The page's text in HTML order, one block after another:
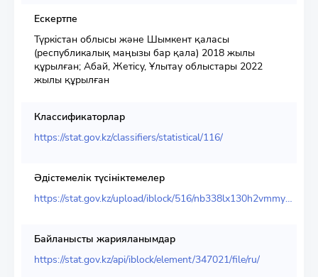
Ескертпе
Түркістан облысы және Шымкент қаласы
(республикалық маңызы бар қала) 2018 жылы
құрылған; Абай, Жетісу, Ұлытау облыстары 2022
жылы құрылған
Классификаторлар
https://stat.gov.kz/classifiers/statistical/116/
Әдістемелік түсініктемелер
https://stat.gov.kz/upload/iblock/516/nb338lx130h2vmmyp7u7vrxq5dzttrav.pdf
Байланысты жарияланымдар
https://stat.gov.kz/api/iblock/element/347021/file/ru/